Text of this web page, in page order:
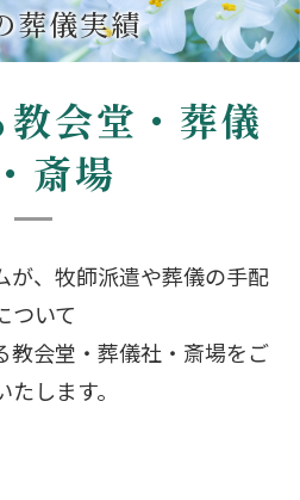
葬儀実績
会堂・葬儀
斎場
が、牧師派遣や葬儀の手配
ついて
教会堂・葬儀社・斎場をご
たします。